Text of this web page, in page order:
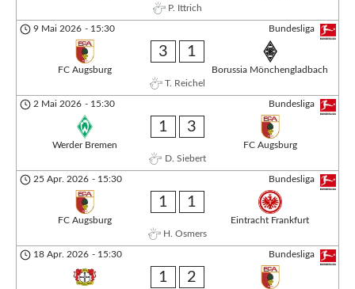
P. Ittrich
Bundesliga
9 Mai 2026 - 15:30
FC Augsburg
3 1
Borussia Mönchengladbach
T. Reichel
Bundesliga
2 Mai 2026 - 15:30
Werder Bremen
1 3
FC Augsburg
D. Siebert
Bundesliga
25 Apr. 2026 - 15:30
FC Augsburg
1 1
Eintracht Frankfurt
H. Osmers
Bundesliga
18 Apr. 2026 - 15:30
1 2